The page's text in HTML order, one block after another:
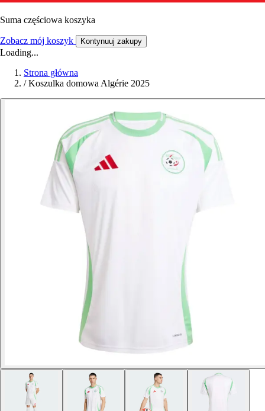
Suma częściowa koszyka
Zobacz mój koszyk Kontynuuj zakupy
Loading...
Strona główna
/ Koszulka domowa Algérie 2025